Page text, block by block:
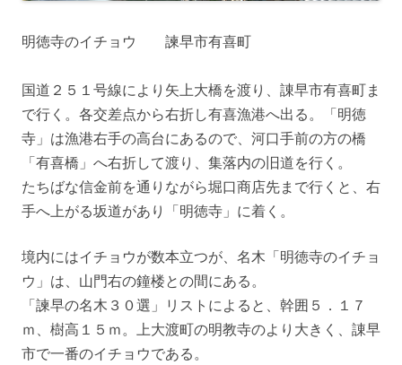
明徳寺のイチョウ 諫早市有喜町
国道２５１号線により矢上大橋を渡り、諌早市有喜町ま
で行く。各交差点から右折し有喜漁港へ出る。「明徳
寺」は漁港右手の高台にあるので、河口手前の方の橋
「有喜橋」へ右折して渡り、集落内の旧道を行く。
たちばな信金前を通りながら堀口商店先まで行くと、右
手へ上がる坂道があり「明徳寺」に着く。
境内にはイチョウが数本立つが、名木「明徳寺のイチョ
ウ」は、山門右の鐘楼との間にある。
「諫早の名木３０選」リストによると、幹囲５．１７
ｍ、樹高１５ｍ。上大渡町の明教寺のより大きく、諌早
市で一番のイチョウである。